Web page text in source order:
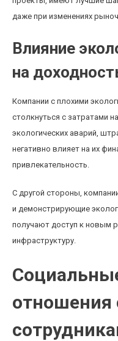
даже при изменениях
Влияние
на
Компании с плохими
столкнуться с затратами
экологических аварий,
негативно влияет на их
привлекательность.
С другой стороны,
и демонстрирующие
получают доступ к новым
инфраструктуру.
отношения